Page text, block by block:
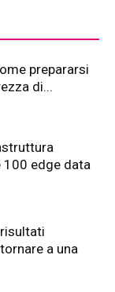
prepararsi
di...
100 edge data
a una